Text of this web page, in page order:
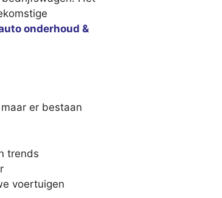
onderhoud &
er bestaan
trends
voertuigen